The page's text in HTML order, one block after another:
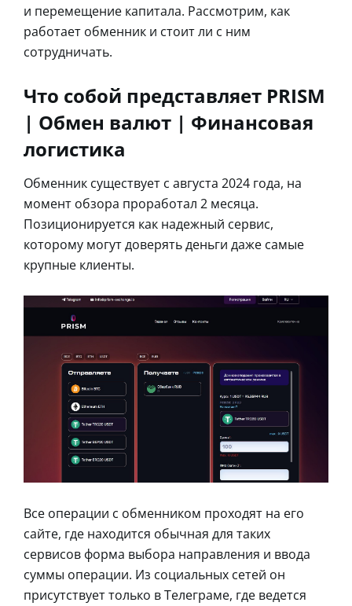
и перемещение капитала. Рассмотрим, как
работает обменник и стоит ли с ним
сотрудничать.
Что собой представляет PRISM
| Обмен валют | Финансовая
логистика
Обменник существует с августа 2024 года, на
момент обзора проработал 2 месяца.
Позиционируется как надежный сервис,
которому могут доверять деньги даже самые
крупные клиенты.
Все операции с обменником проходят на его
сайте, где находится обычная для таких
сервисов форма выбора направления и ввода
суммы операции. Из социальных сетей он
присутствует только в Телеграме, где ведется